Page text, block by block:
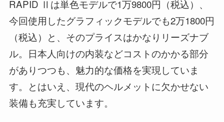
RAPID Ⅱは単色モデルで1万9800円（税込）、
今回使用したグラフィックモデルでも2万1800円
（税込）と、そのプライスはかなりリーズナブ
ル。日本人向けの内装などコストのかかる部分
がありつつも、魅力的な価格を実現していま
す。とはいえ、現代のヘルメットに欠かせない
装備も充実しています。